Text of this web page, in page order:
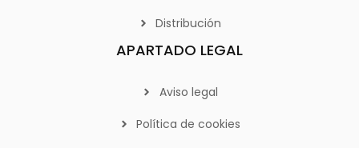
Distribución
APARTADO LEGAL
Aviso legal
Política de cookies